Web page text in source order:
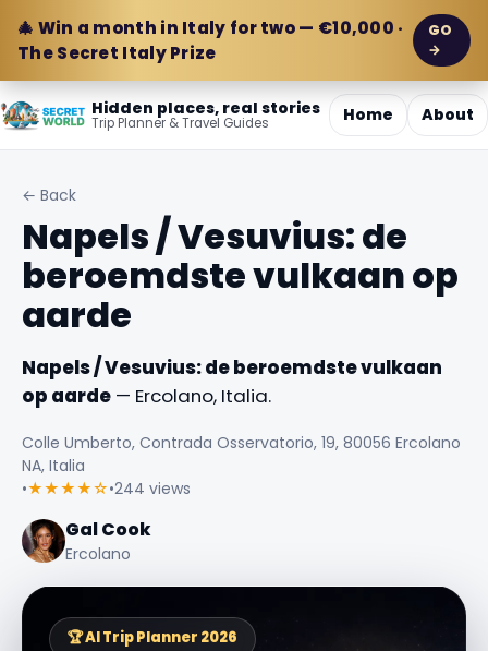
🎄 Win a month in Italy for two — €10,000 ·
The Secret Italy Prize
GO
→
Hidden places, real stories
Trip Planner & Travel Guides Home About
← Back
Napels / Vesuvius: de
beroemdste vulkaan op
aarde
Napels / Vesuvius: de beroemdste vulkaan
op aarde — Ercolano, Italia.
Colle Umberto, Contrada Osservatorio, 19, 80056 Ercolano
NA, Italia
•★★★★☆•244 views
Gal Cook
Ercolano
🏆 AI Trip Planner 2026